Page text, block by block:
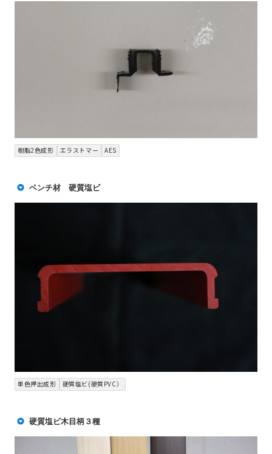
樹脂2色成形 エラストマー AES
ベンチ材 硬質塩ビ
単色押出成形 硬質塩ビ(硬質PVC）
硬質塩ビ木目柄３種